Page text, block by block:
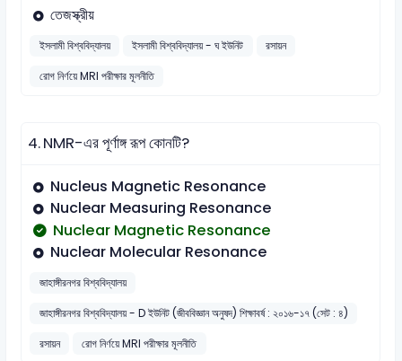
তেজস্ক্রীয়
ইসলামী বিশ্ববিদ্যালয় ইসলামী বিশ্ববিদ্যালয় - ঘ ইউনিট
রসায়ন
রোগ নির্ণয়ে MRI পরীক্ষার মূলনীতি
4.NMR-এর পূর্ণাঙ্গ রূপ কোনটি?
Nucleus Magnetic Resonance
Nuclear Measuring Resonance
Nuclear Magnetic Resonance
Nuclear Molecular Resonance
জাহাঙ্গীরনগর বিশ্ববিদ্যালয়
জাহাঙ্গীরনগর বিশ্ববিদ্যালয় - D ইউনিট (জীববিজ্ঞান অনুষদ) শিক্ষাবর্ষ : ২০১৬-১৭ (সেট : ৪)
রসায়ন
রোগ নির্ণয়ে MRI পরীক্ষার মূলনীতি